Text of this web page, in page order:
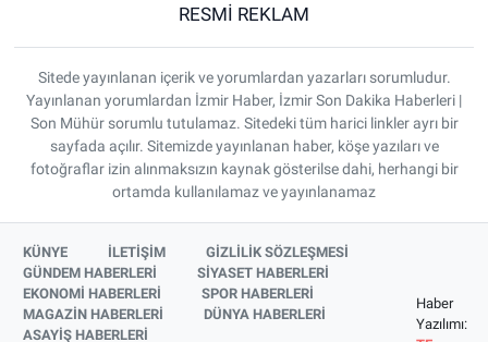
RESMİ REKLAM
Sitede yayınlanan içerik ve yorumlardan yazarları sorumludur.
Yayınlanan yorumlardan İzmir Haber, İzmir Son Dakika Haberleri |
Son Mühür sorumlu tutulamaz. Sitedeki tüm harici linkler ayrı bir
sayfada açılır. Sitemizde yayınlanan haber, köşe yazıları ve
fotoğraflar izin alınmaksızın kaynak gösterilse dahi, herhangi bir
ortamda kullanılamaz ve yayınlanamaz
KÜNYE İLETİŞİM
GİZLİLİK SÖZLEŞMESİ
GÜNDEM HABERLERİ
SİYASET HABERLERİ
EKONOMİ HABERLERİ
SPOR HABERLERİ
MAGAZİN HABERLERİ
DÜNYA HABERLERİ
ASAYİŞ HABERLERİ
Haber
Yazılımı: